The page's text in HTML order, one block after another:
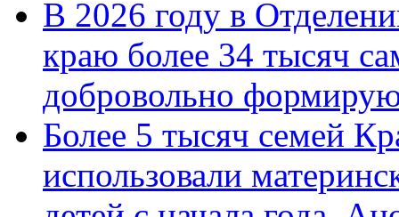
В 2026 году в
краю более 34 тысяч
добровольно
Более 5 тысяч семей
использовали